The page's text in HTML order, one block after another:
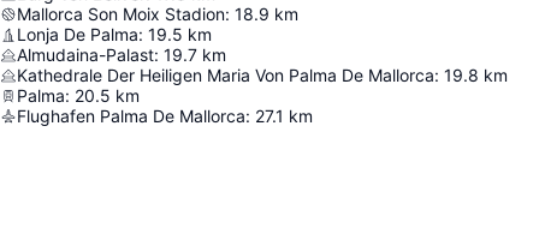
Mallorca Son Moix Stadion: 18.9 km
Lonja De Palma: 19.5 km
Almudaina-Palast: 19.7 km
Kathedrale Der Heiligen Maria Von Palma De Mallorca: 19.8 km
Palma: 20.5 km
Flughafen Palma De Mallorca: 27.1 km